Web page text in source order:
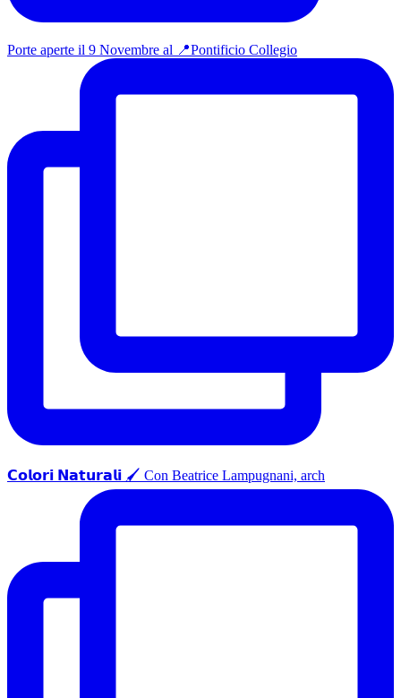
Porte aperte il 9 Novembre al 📍Pontificio Collegio
𝗖𝗼𝗹𝗼𝗿𝗶 𝗡𝗮𝘁𝘂𝗿𝗮𝗹𝗶 🖌️ Con Beatrice Lampugnani, arch